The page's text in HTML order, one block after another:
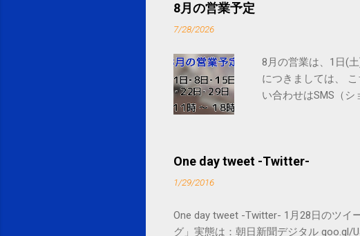
8月の営業予定
7/28/2026
8月の営業は、1日(
につきましては、
い合わせはSMS（シ
One day tweet -Twitter-
1/29/2016
One day tweet -Twitter- 1月28日のツイ
グ」実態は：朝日新聞デジタル goo.gl/